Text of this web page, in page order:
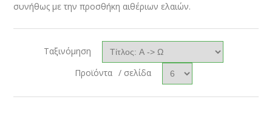
συνήθως με την προσθήκη αιθέριων ελαιών.
Ταξινόμηση
Προϊόντα / σελίδα